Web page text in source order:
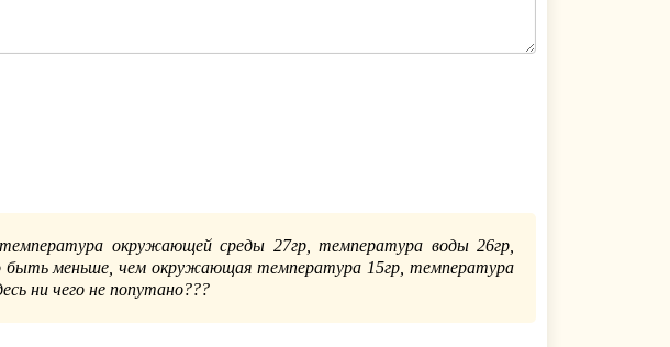
окружающей среды 27гр, температура воды 26гр,
меньше, чем окружающая температура 15гр, температура
ни чего не попутано???